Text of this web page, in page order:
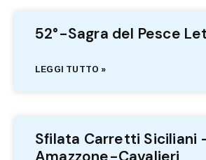
52°-Sagra del Pesce
LEGGI TUTTO »
Sfilata Carretti Siciliani